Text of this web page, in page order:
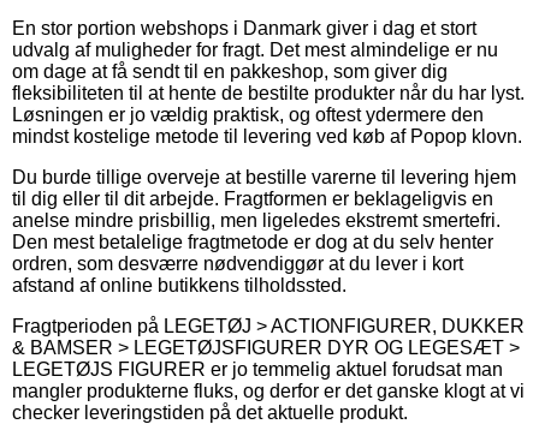
En stor portion webshops i Danmark giver i dag et stort
udvalg af muligheder for fragt. Det mest almindelige er nu
om dage at få sendt til en pakkeshop, som giver dig
fleksibiliteten til at hente de bestilte produkter når du har lyst.
Løsningen er jo vældig praktisk, og oftest ydermere den
mindst kostelige metode til levering ved køb af Popop klovn.
Du burde tillige overveje at bestille varerne til levering hjem
til dig eller til dit arbejde. Fragtformen er beklageligvis en
anelse mindre prisbillig, men ligeledes ekstremt smertefri.
Den mest betalelige fragtmetode er dog at du selv henter
ordren, som desværre nødvendiggør at du lever i kort
afstand af online butikkens tilholdssted.
Fragtperioden på LEGETØJ > ACTIONFIGURER, DUKKER
& BAMSER > LEGETØJSFIGURER DYR OG LEGESÆT >
LEGETØJS FIGURER er jo temmelig aktuel forudsat man
mangler produkterne fluks, og derfor er det ganske klogt at vi
checker leveringstiden på det aktuelle produkt.